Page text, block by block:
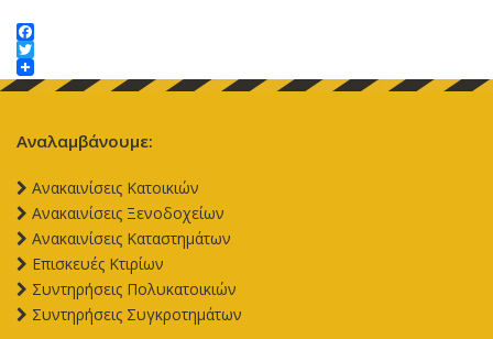
Facebook
Twitter
Αναλαμβάνουμε:
Aνακαινίσεις Κατοικιών
Aνακαινίσεις Ξενοδοχείων
Aνακαινίσεις Καταστημάτων
Επισκευές Κτιρίων
Συντηρήσεις Πολυκατοικιών
Συντηρήσεις Συγκροτημάτων